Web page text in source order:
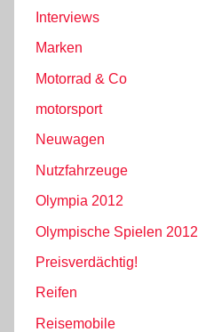
Interviews
Marken
Motorrad & Co
motorsport
Neuwagen
Nutzfahrzeuge
Olympia 2012
Olympische Spielen 2012
Preisverdächtig!
Reifen
Reisemobile